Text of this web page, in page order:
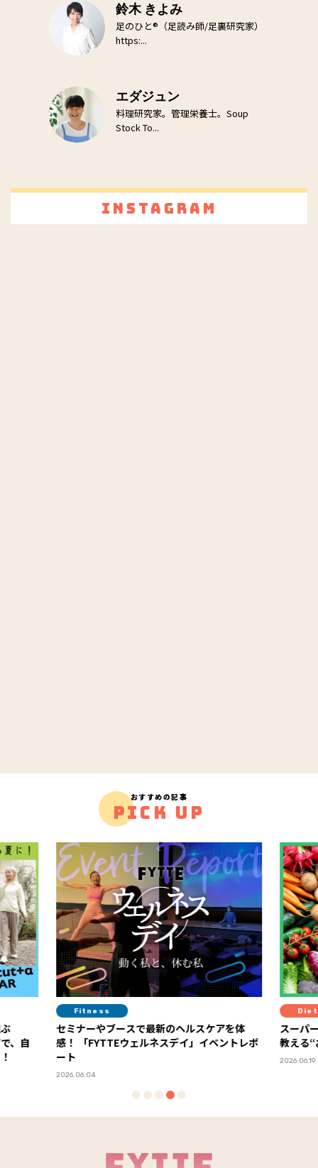
鈴木 きよみ
足のひと®（足読み師/足裏研究家）
https:...
エダジュン
料理研究家。管理栄養士。Soup
Stock To...
Instagram
おすすめの記事
PICK UP
体
Diet
スーパーの棚でもう迷わない！ 管理栄養士が
教える“おいしさ×健康コスパ”食材の選び方
2026.06.19
Diet
今年の
ルスケ
2026.06.01